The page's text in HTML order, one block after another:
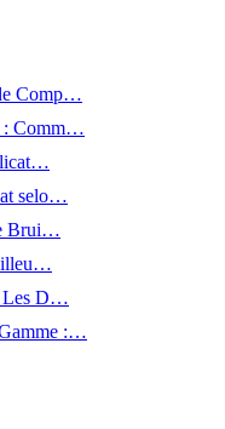
Comp…
: Comm…
selo…
Brui…
Les D…
:…